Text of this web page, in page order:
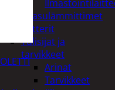
Kaasulämmittimet
Patterit
Tulisijat ja
tarvikkeet
Arinat
Tarvikkeet